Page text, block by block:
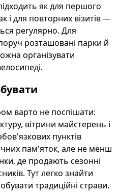
як для першого
і для повторних візитів —
регулярно. Для
розташовані парки й
організувати
варто не поспішати:
вітрини майстерень і
пунктів
пам'яток, але не менш
де продають сезонні
Тут легко знайти
традиційні страви.